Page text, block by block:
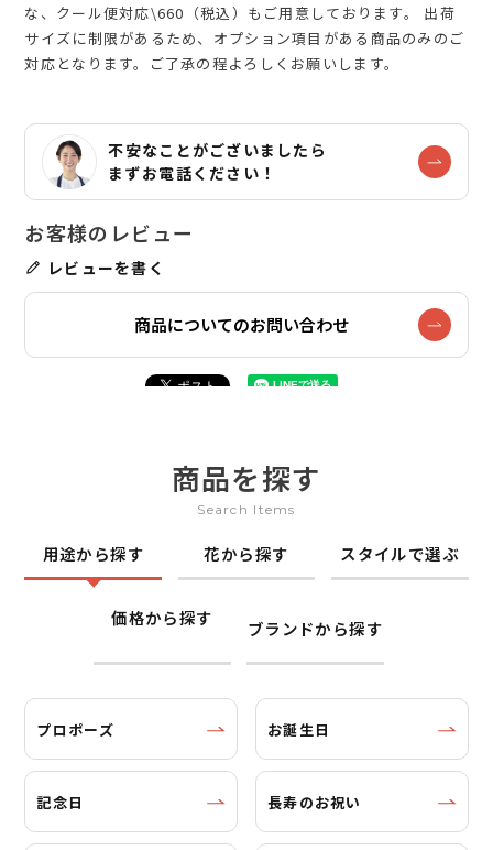
な、クール便対応\660（税込）もご用意しております。 出荷
サイズに制限があるため、オプション項目がある商品のみのご
対応となります。ご了承の程よろしくお願いします。
不安なことがございましたら
まずお電話ください！
レビューを書く
商品についてのお問い合わせ
商品を探す
Search Items
用途から探す 花から探す スタイルで選ぶ
価格から探す ブランドから探す
プロポーズ お誕生日
記念日 長寿のお祝い